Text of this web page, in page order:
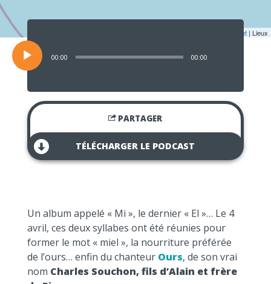
Leaflet | Lieux
Lecteur
00:00 00:00
PARTAGER
TÉLÉCHARGER LE PODCAST
Un album appelé « Mi », le dernier « El »… Le 4
avril, ces deux syllabes ont été réunies pour
former le mot « miel », la nourriture préférée
de l’ours… enfin du chanteur Ours, de son vrai
nom Charles Souchon, fils d’Alain et frère